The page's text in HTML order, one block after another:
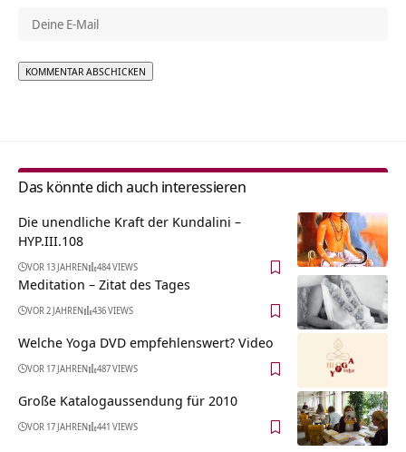
Das könnte dich auch interessieren
Die unendliche Kraft der Kundalini –
HYP.III.108
VOR 13 JAHREN 484 VIEWS
Meditation – Zitat des Tages
VOR 2 JAHREN 436 VIEWS
Welche Yoga DVD empfehlenswert? Video
VOR 17 JAHREN 487 VIEWS
Große Katalogaussendung für 2010
VOR 17 JAHREN 441 VIEWS